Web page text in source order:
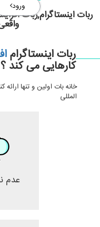
ورود
ربات اینستاگرام,ربات
ربات اینستاگرام
کارهایی می کند ؟
خانه بات اولین و تنها ارائه
المللی
عدم